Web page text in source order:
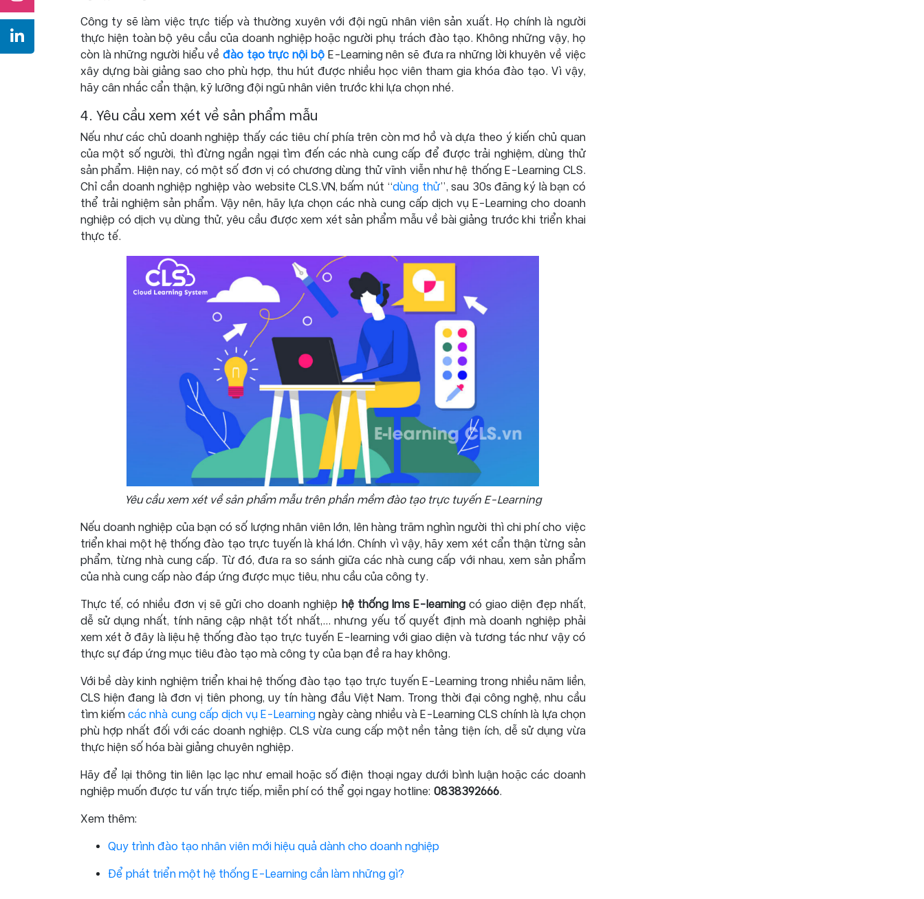
Công ty sẽ làm việc trực tiếp và thường xuyên với đội ngũ nhân viên sản xuất. Họ chính là người
thực hiện toàn bộ yêu cầu của doanh nghiệp hoặc người phụ trách đào tạo. Không những vậy, họ
còn là những người hiểu về đào tạo trực nội bộE-Learning nên sẽ đưa ra những lời khuyên về việc
xây dựng bài giảng sao cho phù hợp, thu hút được nhiều học viên tham gia khóa đào tạo. Vì vậy,
hãy cân nhắc cẩn thận, kỹ lưỡng đội ngũ nhân viên trước khi lựa chọn nhé.
4. Yêu cầu xem xét về sản phẩm mẫu
Nếu như các chủ doanh nghiệp thấy các tiêu chí phía trên còn mơ hồ và dựa theo ý kiến chủ quan
của một số người, thì đừng ngần ngại tìm đến các nhà cung cấp để được trải nghiệm, dùng thử
sản phẩm. Hiện nay, có một số đơn vị có chương dùng thử vĩnh viễn như hệ thống E-Learning CLS.
Chỉ cần doanh nghiệp nghiệp vào website CLS.VN, bấm nút “dùng thử”, sau 30s đăng ký là bạn có
thể trải nghiệm sản phẩm. Vậy nên, hãy lựa chọn các nhà cung cấp dịch vụ E-Learning cho doanh
nghiệp có dịch vụ dùng thử, yêu cầu được xem xét sản phẩm mẫu về bài giảng trước khi triển khai
thực tế.
Yêu cầu xem xét về sản phẩm mẫu trên phần mềm đào tạo trực tuyến E-Learning
Nếu doanh nghiệp của bạn có số lượng nhân viên lớn, lên hàng trăm nghìn người thì chi phí cho việc
triển khai một hệ thống đào tạo trực tuyến là khá lớn. Chính vì vậy, hãy xem xét cẩn thận từng sản
phẩm, từng nhà cung cấp. Từ đó, đưa ra so sánh giữa các nhà cung cấp với nhau, xem sản phẩm
của nhà cung cấp nào đáp ứng được mục tiêu, nhu cầu của công ty.
Thực tế, có nhiều đơn vị sẽ gửi cho doanh nghiệp hệ thống lms E-learningcó giao diện đẹp nhất,
dễ sử dụng nhất, tính năng cập nhật tốt nhất,... nhưng yếu tố quyết định mà doanh nghiệp phải
xem xét ở đây là liệu hệ thống đào tạo trực tuyến E-learning với giao diện và tương tác như vậy có
thực sự đáp ứng mục tiêu đào tạo mà công ty của bạn đề ra hay không.
Với bề dày kinh nghiệm triển khai hệ thống đào tạo tạo trực tuyến E-Learning trong nhiều năm liền,
CLS hiện đang là đơn vị tiên phong, uy tín hàng đầu Việt Nam. Trong thời đại công nghệ, nhu cầu
tìm kiếmcác nhà cung cấp dịch vụ E-Learning ngày càng nhiều và E-Learning CLS chính là lựa chọn
phù hợp nhất đối với các doanh nghiệp. CLS vừa cung cấp một nền tảng tiện ích, dễ sử dụng vừa
thực hiện số hóa bài giảng chuyên nghiệp.
Hãy để lại thông tin liên lạc lạc như email hoặc số điện thoại ngay dưới bình luận hoặc các doanh
nghiệp muốn được tư vấn trực tiếp, miễn phí có thể gọi ngay hotline: 0838392666.
Xem thêm:
Quy trình đào tạo nhân viên mới hiệu quả dành cho doanh nghiệp
Để phát triển một hệ thống E-Learning cần làm những gì?